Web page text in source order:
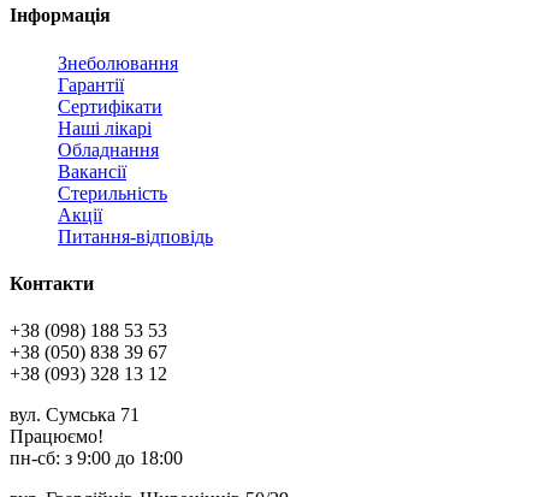
Інформація
Знеболювання
Гарантії
Сертифікати
Наші лікарі
Обладнання
Вакансії
Стерильність
Акції
Питання-відповідь
Контакти
+38 (098) 188 53 53
+38 (050) 838 39 67
+38 (093) 328 13 12
вул. Сумська 71
Працюємо!
пн-cб: з 9:00 до 18:00